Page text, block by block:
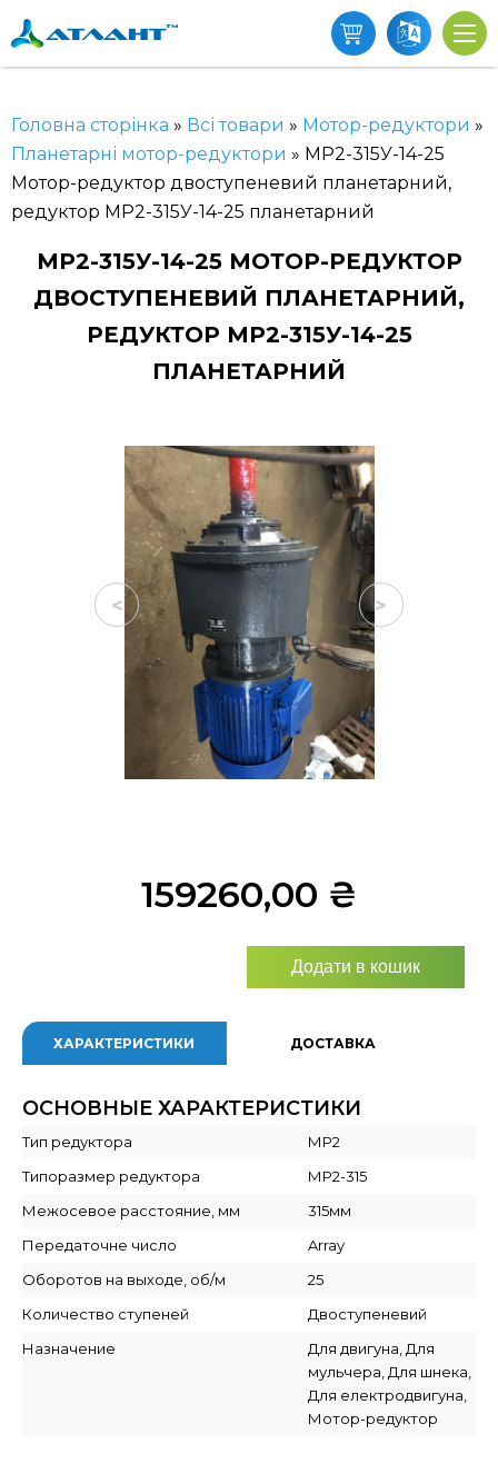
Головна сторінка » Всі товари » Мотор-редуктори »
Планетарні мотор-редуктори » МР2-315У-14-25
Мотор-редуктор двоступеневий планетарний,
редуктор МР2-315У-14-25 планетарний
МР2-315У-14-25 МОТОР-РЕДУКТОР
ДВОСТУПЕНЕВИЙ ПЛАНЕТАРНИЙ,
РЕДУКТОР МР2-315У-14-25
ПЛАНЕТАРНИЙ
< >
159260,00 ₴
Додати в кошик
ХАРАКТЕРИСТИКИ ДОСТАВКА
ОСНОВНЫЕ ХАРАКТЕРИСТИКИ
Тип редуктора
МР2
Типоразмер редуктора
МР2-315
Межосевое расстояние, мм
315мм
Передаточне число
Array
Оборотов на выходе, об/м
25
Количество ступеней
Двоступеневий
Назначение
Для двигуна, Для
мульчера, Для шнека,
Для електродвигуна,
Мотор-редуктор